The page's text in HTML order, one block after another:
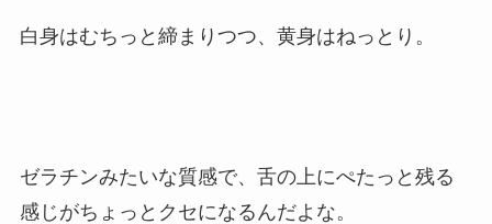
白身はむちっと締まりつつ、黄身はねっとり。
ゼラチンみたいな質感で、舌の上にぺたっと残る
感じがちょっとクセになるんだよな。